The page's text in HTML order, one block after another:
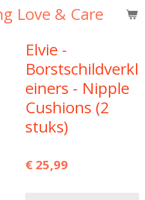
Love & Care
Elvie -
Borstschildverkl
einers - Nipple
Cushions (2
stuks)
€ 25,99